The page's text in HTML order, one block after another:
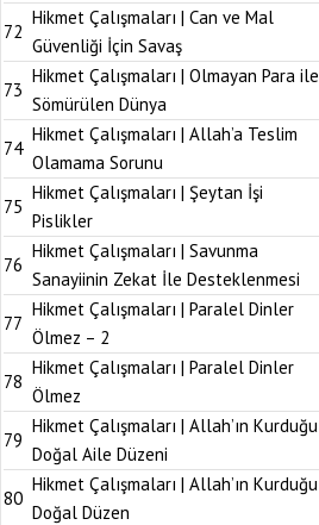
72
Hikmet Çalışmaları | Can ve Mal
Güvenliği İçin Savaş
73
Hikmet Çalışmaları | Olmayan Para ile
Sömürülen Dünya
74
Hikmet Çalışmaları | Allah’a Teslim
Olamama Sorunu
75
Hikmet Çalışmaları | Şeytan İşi
Pislikler
76
Hikmet Çalışmaları | Savunma
Sanayiinin Zekat İle Desteklenmesi
77
Hikmet Çalışmaları | Paralel Dinler
Ölmez – 2
78
Hikmet Çalışmaları | Paralel Dinler
Ölmez
79
Hikmet Çalışmaları | Allah’ın Kurduğu
Doğal Aile Düzeni
80
Hikmet Çalışmaları | Allah’ın Kurduğu
Doğal Düzen